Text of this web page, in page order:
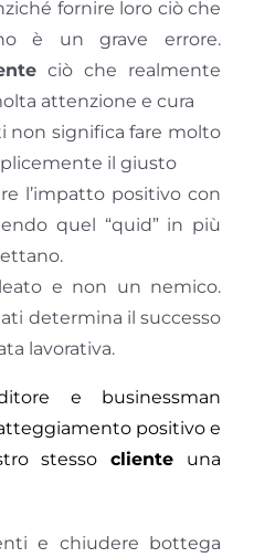
fornire loro ciò che
è un grave errore.
ciò che realmente
attenzione e cura
non significa fare molto
il giusto
l’impatto positivo con
quel “quid” in più
e non un nemico.
determina il successo
lavorativa.
e businessman
positivo e
stesso cliente una
e chiudere bottega